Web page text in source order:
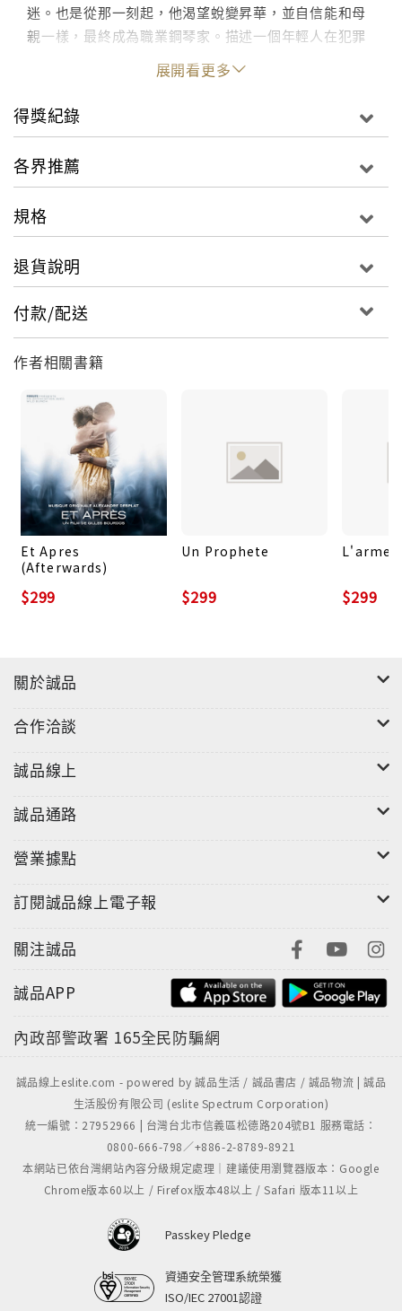
迷。也是從那一刻起，他渴望蛻變昇華，並自信能和母
親一樣，最終成為職業鋼琴家。描述一個年輕人在犯罪
邊緣遊走擺盪，卻又鍾情於古典音樂的巨大衝突與撕
電影原聲帶分作兩部分，CD1除了收錄巴哈、李斯特與
布拉姆斯的古典鋼琴作品，也有暴唳發洩的搖滾樂曲及
卓戴斯普雷特譜寫長達23分的《我心遺失的節奏》組
衝擊震撼，也難怪當年參展柏林影展，獲得了最佳電影
過！
展開看更多
得獎紀錄
各界推薦
規格
退貨說明
付款/配送
作者相關書籍
Et Apres
(Afterwards)
$299
Un Prophete
$299
L'armee
$299
關於誠品
合作洽談
誠品線上
誠品通路
營業據點
訂閱誠品線上電子報
關注誠品
誠品APP
內政部警政署 165全民防騙網
誠品線上eslite.com - powered by 誠品生活 / 誠品書店 / 誠品物流 | 誠品
生活股份有限公司 (eslite Spectrum Corporation)
統一編號：27952966 | 台灣台北市信義區松德路204號B1 服務電話：
0800-666-798／+886-2-8789-8921
本網站已依台灣網站內容分級規定處理｜建議使用瀏覽器版本：Google
Chrome版本60以上 / Firefox版本48以上 / Safari 版本11以上
Passkey Pledge
資通安全管理系統榮獲
ISO/IEC 27001認證